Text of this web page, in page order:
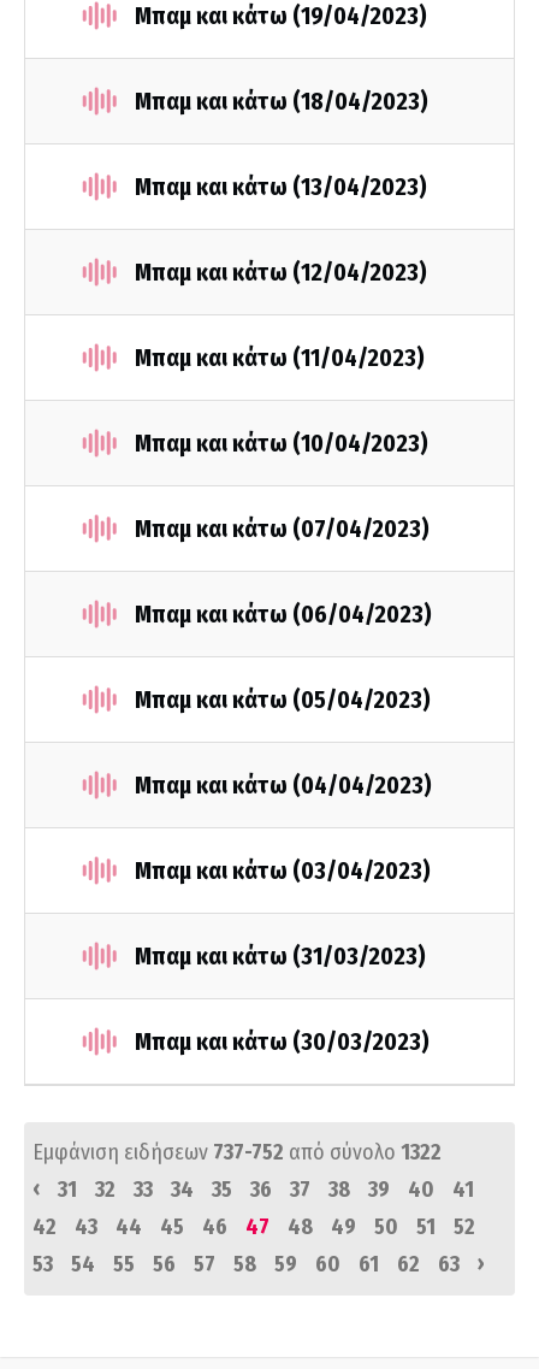
Μπαμ και κάτω (19/04/2023)
Μπαμ και κάτω (18/04/2023)
Μπαμ και κάτω (13/04/2023)
Μπαμ και κάτω (12/04/2023)
Μπαμ και κάτω (11/04/2023)
Μπαμ και κάτω (10/04/2023)
Μπαμ και κάτω (07/04/2023)
Μπαμ και κάτω (06/04/2023)
Μπαμ και κάτω (05/04/2023)
Μπαμ και κάτω (04/04/2023)
Μπαμ και κάτω (03/04/2023)
Μπαμ και κάτω (31/03/2023)
Μπαμ και κάτω (30/03/2023)
Εμφάνιση ειδήσεων 737-752 από σύνολο 1322
‹
31 32 33 34 35 36 37 38 39 40
41
42
43 44 45 46 47 48 49 50 51
52
53
54 55 56 57 58 59 60 61 62 63 ›